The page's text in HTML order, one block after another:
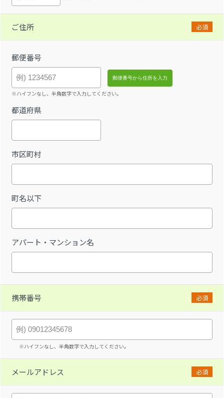
ご住所 必須
郵便番号
※ハイフンなし、半角数字で入力してください。
都道府県
市区町村
町名以下
アパート・マンション名
携帯番号 必須
※ハイフンなし、半角数字で入力してください。
メールアドレス 必須